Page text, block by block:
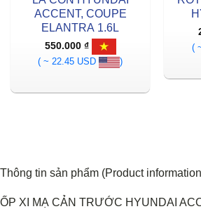
ACCENT, COUPE
ELANTRA 1.6L
550.000 ₫
( ~ 22.45 USD
)
(
Thông tin sản phẩm (Product
ỐP XI MẠ CẢN TRƯỚC HYUNDAI